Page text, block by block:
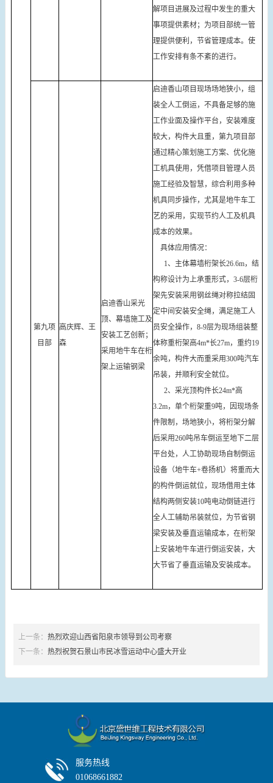
解项目进展及过程中发生的重大
事项提供素材；为项目部统一管
理提供便利，节省管理成本。使
工作安排有条不紊的进行。
第九项
目部
高庆辉、王
森
启迪香山采光
顶、幕墙施工及
安装工艺创新；
采用地牛车在桁
架上运输钢梁
启迪香山项目现场场地狭小，组
装全人工倒运，不具备足够的施
工作业面及操作平台，安装难度
较大，构件大且重，第九项目部
通过精心策划施工方案、优化施
工机具使用，凭借项目管理人员
施工经验及智慧，综合利用多种
机具同步操作，尤其是地牛车工
艺的采用，实现节约人工及机具
成本的效果。
具体应用情况：
1、主体幕墙桁架长26.6m，结
构称设计为上承重形式，3-6层桁
架先安装采用钢丝绳对称拉结固
定中间安装安全绳，满足施工人
员安全操作，8-9层为现场组装整
体称重桁架高4m*长27m，重约19
余吨，构件大而重采用300吨汽车
吊装，并顺利安全就位。
2、采光顶构件长24m*高
3.2m，单个桁架重9吨，因现场条
件限制，场地狭小，将桁架分解
后采用260吨吊车倒运至地下二层
平台处，人工协助现场自制倒运
设备（地牛车+卷扬机）将重而大
的构件倒运就位，现场借用主体
结构两侧安装10吨电动倒链进行
全人工辅助吊装就位，为节省钢
梁安装及垂直运输成本，在桁架
上安装地牛车进行倒运安装，大
大节省了垂直运输及安装成本。
上一条：热烈欢迎山西省阳泉市领导到公司考察
下一条：热烈祝贺石景山市民冰雪运动中心盛大开业
服务热线
01068661882